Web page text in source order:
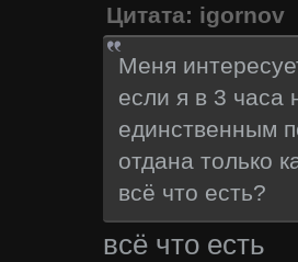
Цитата: igornov
Меня
если я в 3 часа
единственным
отдана только
всё что есть?
всё что есть